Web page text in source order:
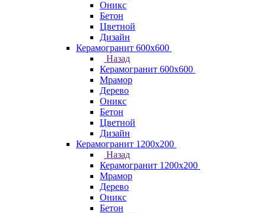
Оникс
Бетон
Цветной
Дизайн
Керамогранит 600х600
Назад
Керамогранит 600х600
Мрамор
Дерево
Оникс
Бетон
Цветной
Дизайн
Керамогранит 1200x200
Назад
Керамогранит 1200x200
Мрамор
Дерево
Оникс
Бетон